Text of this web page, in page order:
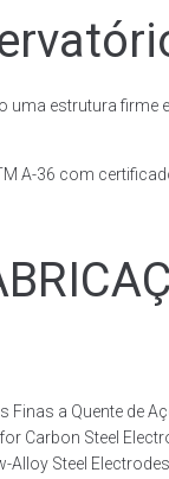
estrutura
A-36 com
a Quente de
Carbon Steel
Steel